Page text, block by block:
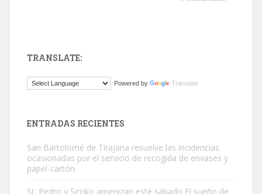
Este gato macho ha aparecido en la calle hace menos de un mes,
TRANSLATE:
Powered by Translate
ENTRADAS RECIENTES
San Bartolomé de Tirajana resuelve las incidencias
ocasionadas por el servicio de recogida de envases y
papel-cartón
St. Pedro y Siroko amenizan este sábado El sueño de